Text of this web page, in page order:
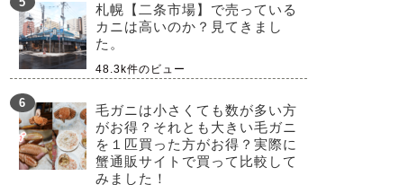
札幌【二条市場】で売っている
カニは高いのか？見てきまし
た。
48.3k件のビュー
毛ガニは小さくても数が多い方
がお得？それとも大きい毛ガニ
を１匹買った方がお得？実際に
蟹通販サイトで買って比較して
みました！